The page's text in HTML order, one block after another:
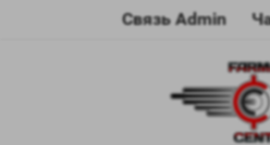
Связь Admin